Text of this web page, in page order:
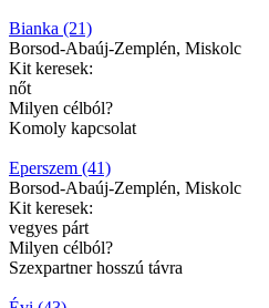
Bianka (21)
Borsod-Abaúj-Zemplén, Miskolc
Kit keresek:
nőt
Milyen célból?
Komoly kapcsolat
Eperszem (41)
Borsod-Abaúj-Zemplén, Miskolc
Kit keresek:
vegyes párt
Milyen célból?
Szexpartner hosszú távra